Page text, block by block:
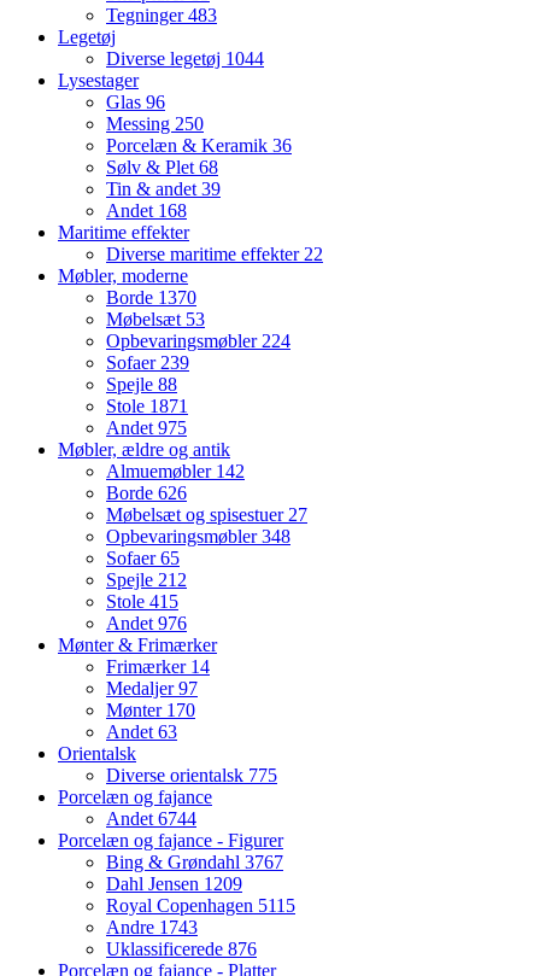
Tegninger483
Legetøj
Diverse legetøj 1044
Lysestager
Glas 96
Messing 250
Porcelæn & Keramik 36
Sølv & Plet 68
Tin & andet 39
Andet 168
Maritime effekter
Diverse maritime effekter 22
Møbler, moderne
Borde 1370
Møbelsæt 53
Opbevaringsmøbler 224
Sofaer 239
Spejle 88
Stole 1871
Andet 975
Møbler, ældre og antik
Almuemøbler 142
Borde 626
Møbelsæt og spisestuer 27
Opbevaringsmøbler348
Sofaer65
Spejle 212
Stole 415
Andet 976
Mønter & Frimærker
Frimærker 14
Medaljer97
Mønter 170
Andet 63
Orientalsk
Diverse orientalsk 775
Porcelæn og fajance
Andet 6744
Porcelæn og fajance - Figurer
Bing & Grøndahl 3767
Dahl Jensen 1209
Royal Copenhagen 5115
Andre 1743
Uklassificerede 876
Porcelæn og fajance - Platter